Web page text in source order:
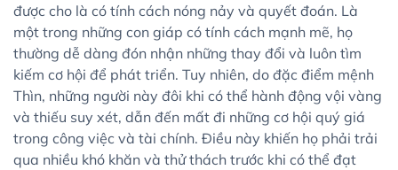
được cho là có tính cách nóng nảy và quyết đoán. Là
một trong những con giáp có tính cách mạnh mẽ, họ
thường dễ dàng đón nhận những thay đổi và luôn tìm
kiếm cơ hội để phát triển. Tuy nhiên, do đặc điểm mệnh
Thìn, những người này đôi khi có thể hành động vội vàng
và thiếu suy xét, dẫn đến mất đi những cơ hội quý giá
trong công việc và tài chính. Điều này khiến họ phải trải
qua nhiều khó khăn và thử thách trước khi có thể đạt